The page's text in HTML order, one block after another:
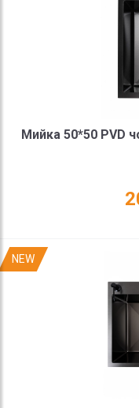
Мийка 50*50 PVD
NEW